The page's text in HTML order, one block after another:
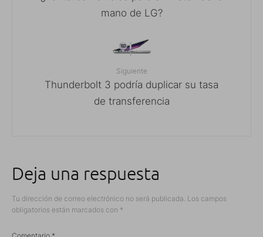
mano de LG?
Siguiente
Thunderbolt 3 podría duplicar su tasa
de transferencia
Deja una respuesta
Tu dirección de correo electrónico no será publicada. Los campos
obligatorios están marcados con *